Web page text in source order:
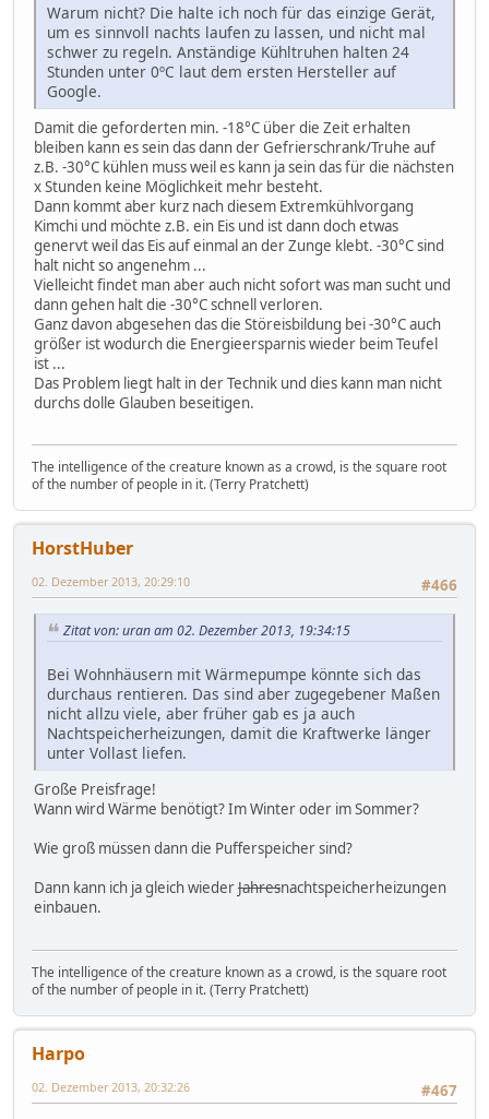
Warum nicht? Die halte ich noch für das einzige Gerät,
um es sinnvoll nachts laufen zu lassen, und nicht mal
schwer zu regeln. Anständige Kühltruhen halten 24
Stunden unter 0ºC laut dem ersten Hersteller auf
Google.
Damit die geforderten min. -18°C über die Zeit erhalten
bleiben kann es sein das dann der Gefrierschrank/Truhe auf
z.B. -30°C kühlen muss weil es kann ja sein das für die nächsten
x Stunden keine Möglichkeit mehr besteht.
Dann kommt aber kurz nach diesem Extremkühlvorgang
Kimchi und möchte z.B. ein Eis und ist dann doch etwas
genervt weil das Eis auf einmal an der Zunge klebt. -30°C sind
halt nicht so angenehm ...
Vielleicht findet man aber auch nicht sofort was man sucht und
dann gehen halt die -30°C schnell verloren.
Ganz davon abgesehen das die Störeisbildung bei -30°C auch
größer ist wodurch die Energieersparnis wieder beim Teufel
ist ...
Das Problem liegt halt in der Technik und dies kann man nicht
durchs dolle Glauben beseitigen.
The intelligence of the creature known as a crowd, is the square root
of the number of people in it. (Terry Pratchett)
HorstHuber
#466
02. Dezember 2013, 20:29:10
Zitat von: uran am 02. Dezember 2013, 19:34:15
Bei Wohnhäusern mit Wärmepumpe könnte sich das
durchaus rentieren. Das sind aber zugegebener Maßen
nicht allzu viele, aber früher gab es ja auch
Nachtspeicherheizungen, damit die Kraftwerke länger
unter Vollast liefen.
Große Preisfrage!
Wann wird Wärme benötigt? Im Winter oder im Sommer?
Wie groß müssen dann die Pufferspeicher sind?
Dann kann ich ja gleich wiederJahresnachtspeicherheizungen
einbauen.
The intelligence of the creature known as a crowd, is the square root
of the number of people in it. (Terry Pratchett)
Harpo
#467
02. Dezember 2013, 20:32:26